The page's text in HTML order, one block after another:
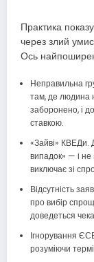
Практика
через злий
Ось
Неправильна
там, де людина
заборонено, і
ставкою.
«Зайві» КВЕДи.
випадок» — і не
виключає зі
Відсутність
про вибір
доведеться
Ігнорування
розуміючи